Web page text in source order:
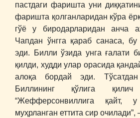
пастдаги фаришта уни
фаришта қолганларидан кўра
гўё у биродарларидан анча
Чапдан ўнгга қараб санаса,
эди. Билли ўзида унга ғалати
қилди, худди улар орасида
алоқа бордай эди.
Биллининг қўлига
“Жефферсонвиллига қайт,
муҳрланган еттита сир